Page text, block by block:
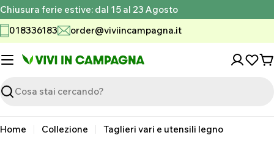
Vai
al
contenuto
Chiusura ferie estive: dal 15 al 23 Agosto
018336183
order@viviincampagna.it
Ricerca
Home Collezione Taglieri vari e utensili legno